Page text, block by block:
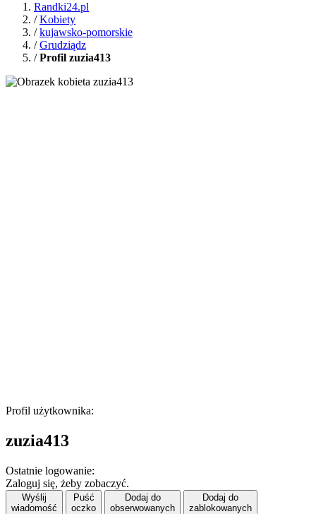
Randki24.pl
/Kobiety
/kujawsko-pomorskie
/Grudziądz
/Profil zuzia413
Profil użytkownika:
zuzia413
Ostatnie logowanie:
Zaloguj się, żeby zobaczyć.
Wyślij
wiadomość
Puść
oczko
Dodaj do
obserwowanych
Dodaj do
zablokowanych